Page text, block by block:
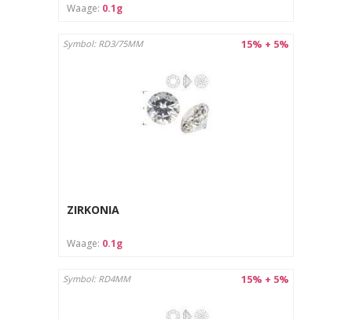
Waage: 0.1g
15% + 5%
Symbol: RD3/75MM
ZIRKONIA
Waage: 0.1g
15% + 5%
Symbol: RD4MM